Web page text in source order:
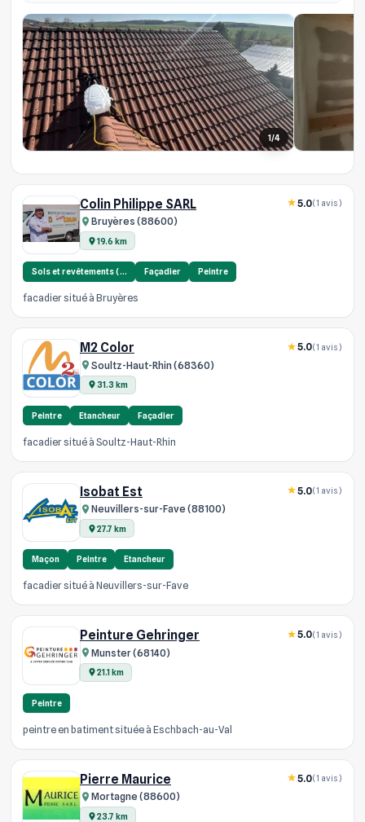
1/4
Colin Philippe SARL
Bruyères (88600)
19.6 km
5.0(1 avis)
Sols et revêtements (… Façadier Peintre
facadier situé à Bruyères
M2 Color
Soultz-Haut-Rhin (68360)
31.3 km
5.0(1 avis)
Peintre Etancheur Façadier
facadier situé à Soultz-Haut-Rhin
Isobat Est
Neuvillers-sur-Fave (88100)
27.7 km
5.0(1 avis)
Maçon Peintre Etancheur
facadier situé à Neuvillers-sur-Fave
Peinture Gehringer
Munster (68140)
21.1 km
5.0(1 avis)
Peintre
peintre en batiment située à Eschbach-au-Val
Pierre Maurice
Mortagne (88600)
23.7 km
5.0(1 avis)